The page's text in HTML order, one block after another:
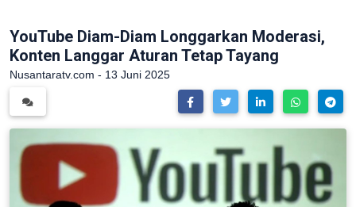
YouTube Diam-Diam Longgarkan Moderasi,
Konten Langgar Aturan Tetap Tayang
Nusantaratv.com - 13 Juni 2025